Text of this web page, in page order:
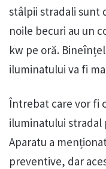
stâlpii stradali sunt
noile becuri au un
kw pe oră.
iluminatului va fi
Întrebat care vor fi
iluminatului stradal
Aparatu a
preventive, dar